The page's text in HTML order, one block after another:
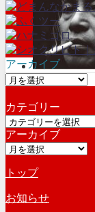
アーカイブ
ア
カ
イ
ブ
カテゴリー
カ
テ
ゴ
ー
アーカイブ
ア
カ
イ
ブ
トップ
お知らせ